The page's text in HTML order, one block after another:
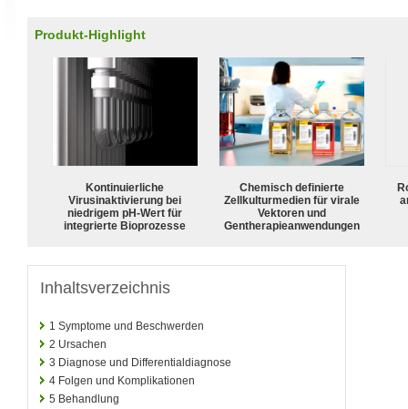
Produkt-Highlight
Kontinuierliche
Virusinaktivierung bei
niedrigem pH-Wert für
integrierte Bioprozesse
Chemisch definierte
Zellkulturmedien für virale
Vektoren und
Gentherapieanwendungen
Inhaltsverzeichnis
1 Symptome und Beschwerden
2 Ursachen
3 Diagnose und Differentialdiagnose
4 Folgen und Komplikationen
5 Behandlung